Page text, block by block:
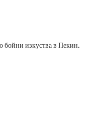
бойни изкуства в Пекин.